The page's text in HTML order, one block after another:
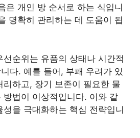
은 개인 방 순서로 하는 식입니
명확히 관리하는 데 도움이 됩
순위는 유품의 상태나 시간적
다. 예를 들어, 부패 우려가 있
리하고, 장기 보존이 필요한 물
방법이 이상적입니다. 이와 같
을 극대화하는 핵심 전략입니